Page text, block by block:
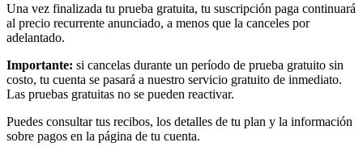
Una vez finalizada tu prueba gratuita, tu suscripción paga continuará
al precio recurrente anunciado, a menos que la canceles por
adelantado.
Importante: si cancelas durante un período de prueba gratuito sin
costo, tu cuenta se pasará a nuestro servicio gratuito de inmediato.
Las pruebas gratuitas no se pueden reactivar.
Puedes consultar tus recibos, los detalles de tu plan y la información
sobre pagos en la página de tu cuenta.